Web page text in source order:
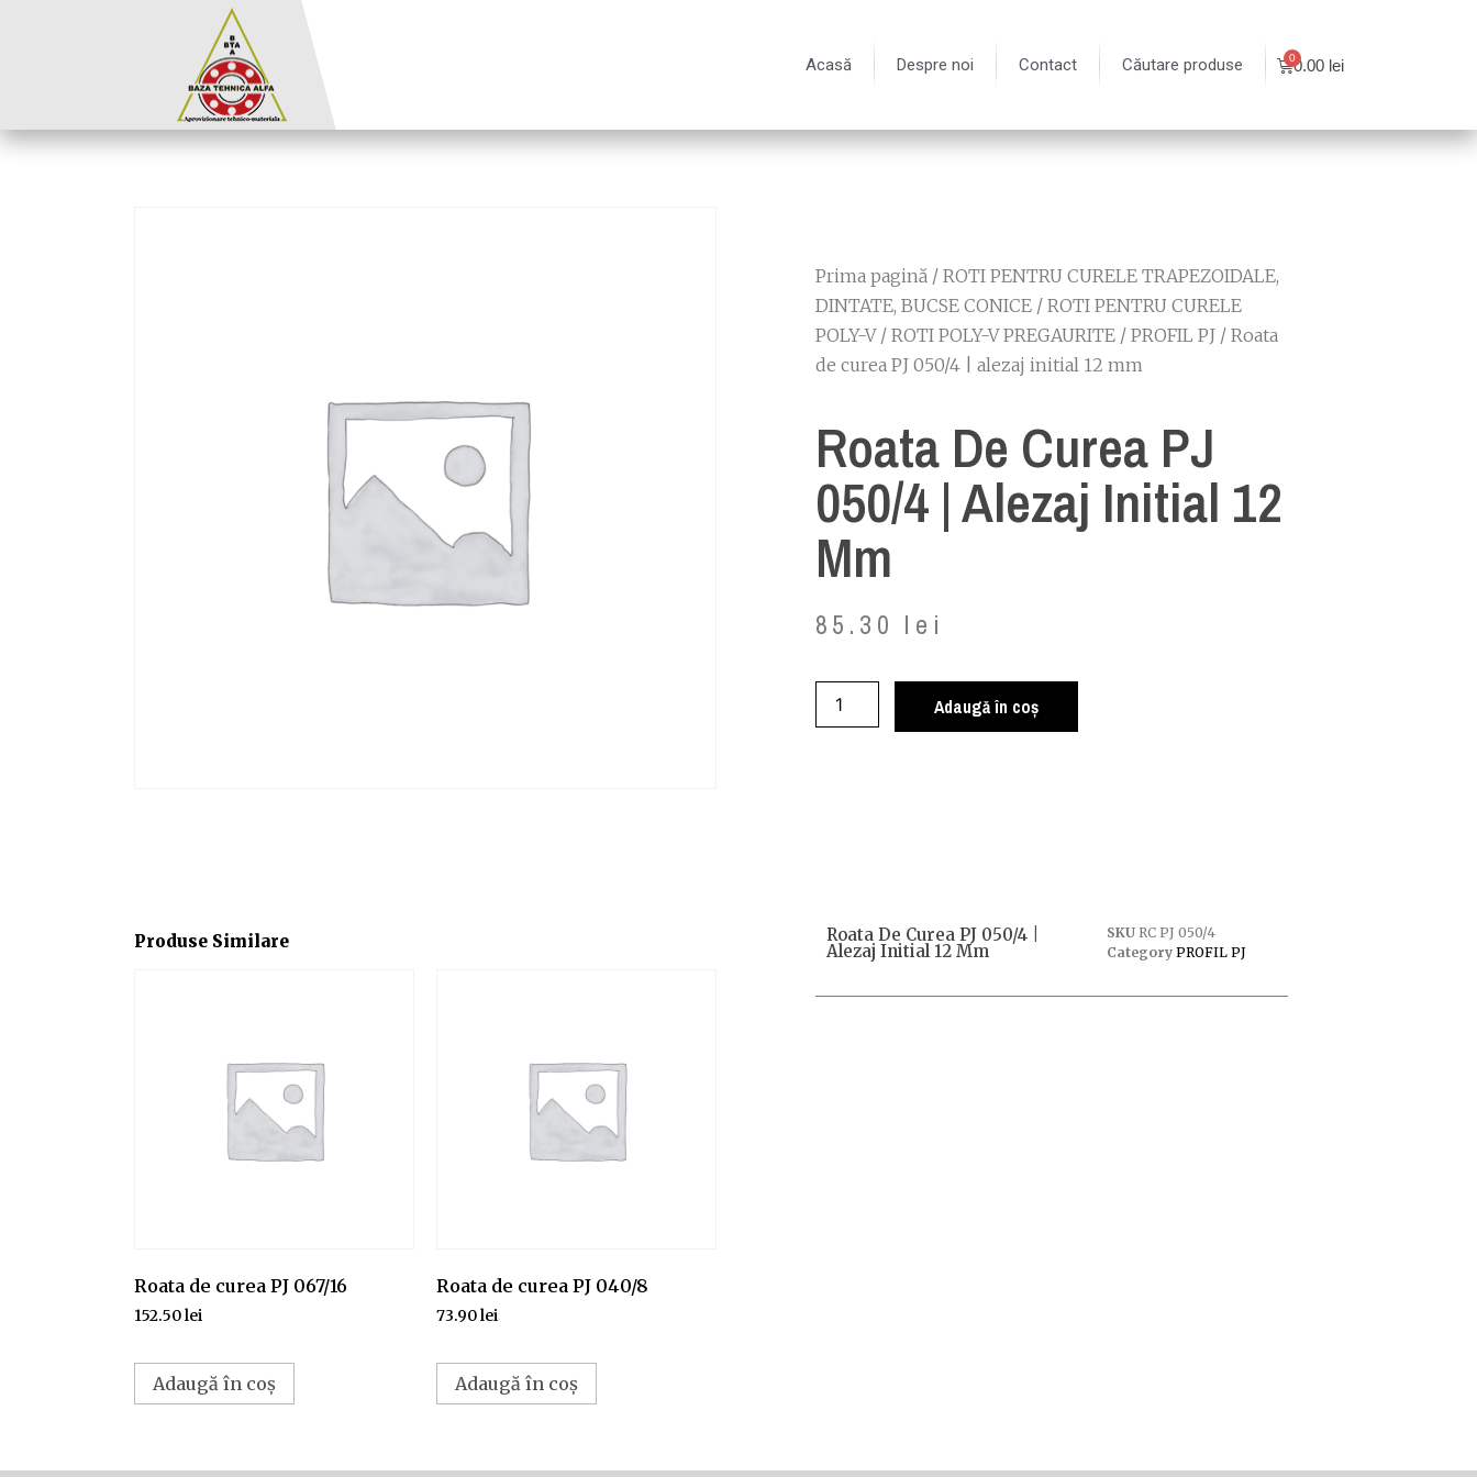
Acasă Despre noi Contact Căutare produse 0.00 lei
Prima pagină / ROTI PENTRU CURELE TRAPEZOIDALE,
DINTATE, BUCSE CONICE / ROTI PENTRU CURELE
POLY-V/ ROTI POLY-V PREGAURITE / PROFIL PJ / Roata
de curea PJ 050/4 | alezaj initial 12 mm
Roata De Curea PJ
050/4 | Alezaj Initial 12
Mm
85.30 lei
Adaugă în coș
Produse Similare
Roata de curea PJ 067/16
152.50lei
Adaugă în coș
Roata de curea PJ 040/8
73.90lei
Adaugă în coș
Roata De Curea PJ 050/4 |
Alezaj Initial 12 Mm
SKU RC PJ 050/4
Category PROFIL PJ